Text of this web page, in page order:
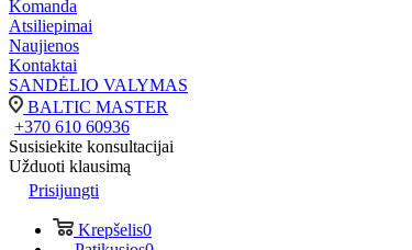
Komanda
Atsiliepimai
Naujienos
Kontaktai
SANDĖLIO VALYMAS
BALTIC MASTER
+370 610 60936
Susisiekite konsultacijai
Užduoti klausimą
Prisijungti
Krepšelis0